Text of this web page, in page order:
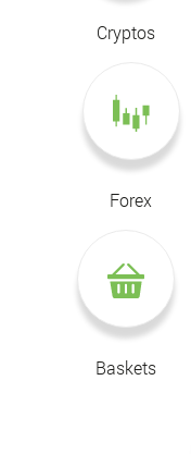
Cryptos
Forex
Baskets